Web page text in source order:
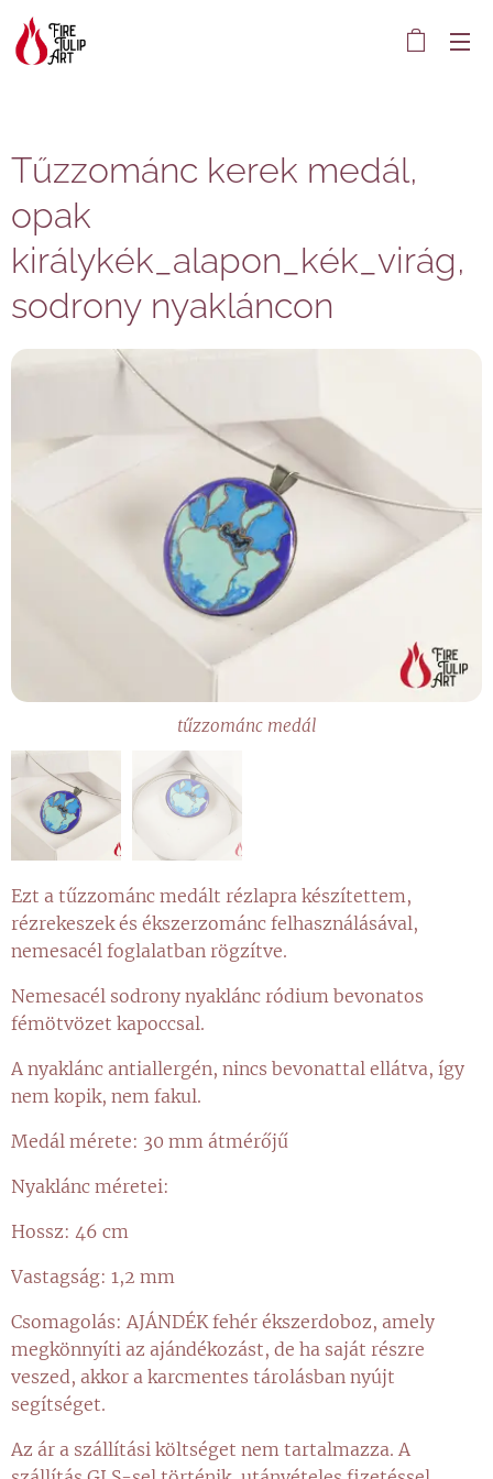
Tűzzománc kerek medál,
opak
királykék_alapon_kék_virág,
sodrony nyakláncon
tűzzománc medál
tűzzománc medál
Ezt a tűzzománc medált rézlapra készítettem,
rézrekeszek és ékszerzománc felhasználásával,
nemesacél foglalatban rögzítve.
Nemesacél sodrony nyaklánc ródium bevonatos
fémötvözet kapoccsal.
A nyaklánc antiallergén, nincs bevonattal ellátva, így
nem kopik, nem fakul.
Medál mérete: 30 mm átmérőjű
Nyaklánc méretei:
Hossz: 46 cm
Vastagság: 1,2 mm
Csomagolás: AJÁNDÉK fehér ékszerdoboz, amely
megkönnyíti az ajándékozást, de ha saját részre
veszed, akkor a karcmentes tárolásban nyújt
segítséget.
Az ár a szállítási költséget nem tartalmazza. A